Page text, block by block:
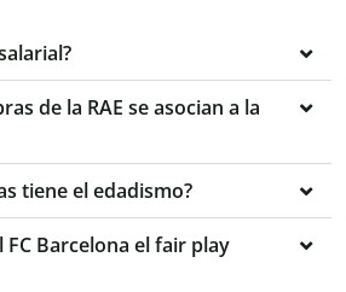
de la RAE se asocian a la
tiene el edadismo?
Barcelona el fair play